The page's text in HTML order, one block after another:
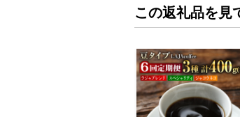
この返礼品を見